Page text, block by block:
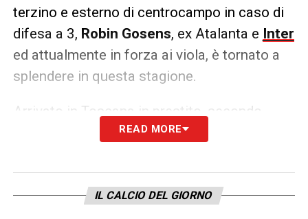
terzino e esterno di centrocampo in caso di
difesa a 3, Robin Gosens, ex Atalanta e Inter
ed attualmente in forza ai viola, è tornato a
splendere in questa stagione.
Arrivato in Toscana in prestito, secondo
quanto riferito daFirenzeViola
per il riscatto automaticodel tedesco,
anche se per laFiorentinaci sono già tutti i
READ MORE
IL CALCIO DEL GIORNO